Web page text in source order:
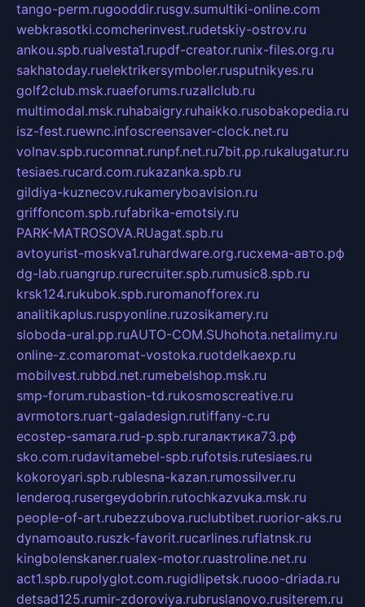
tango-perm.rugooddir.rusgv.sumultiki-online.com
webkrasotki.comcherinvest.rudetskiy-ostrov.ru
ankou.spb.rualvesta1.rupdf-creator.runix-files.org.ru
sakhatoday.ruelektrikersymboler.rusputnikyes.ru
golf2club.msk.ruaeforums.ruzallclub.ru
multimodal.msk.ruhabaigry.ruhaikko.rusobakopedia.ru
isz-fest.ruewnc.infoscreensaver-clock.net.ru
volnav.spb.rucomnat.runpf.net.ru7bit.pp.rukalugatur.ru
tesiaes.rucard.com.rukazanka.spb.ru
gildiya-kuznecov.rukameryboavision.ru
griffoncom.spb.rufabrika-emotsiy.ru
PARK-MATROSOVA.RUagat.spb.ru
avtoyurist-moskva1.ruhardware.org.ruсхема-авто.рф
dg-lab.ruangrup.rurecruiter.spb.rumusic8.spb.ru
krsk124.rukubok.spb.ruromanofforex.ru
analitikaplus.ruspyonline.ruzosikamery.ru
sloboda-ural.pp.ruAUTO-COM.SUhohota.netalimy.ru
online-z.comaromat-vostoka.ruotdelkaexp.ru
mobilvest.rubbd.net.rumebelshop.msk.ru
smp-forum.rubastion-td.rukosmoscreative.ru
avrmotors.ruart-galadesign.rutiffany-c.ru
ecostep-samara.rud-p.spb.ruгалактика73.рф
sko.com.rudavitamebel-spb.rufotsis.rutesiaes.ru
kokoroyari.spb.rublesna-kazan.rumossilver.ru
lenderoq.rusergeydobrin.rutochkazvuka.msk.ru
people-of-art.rubezzubova.ruclubtibet.ruorior-aks.ru
dynamoauto.ruszk-favorit.rucarlines.ruflatnsk.ru
kingbolenskaner.rualex-motor.ruastroline.net.ru
act1.spb.rupolyglot.com.rugidlipetsk.ruooo-driada.ru
detsad125.rumir-zdoroviya.rubruslanovo.rusiterem.ru